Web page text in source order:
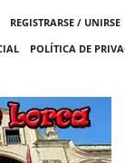
REGISTRARSE / UNIRSE
POLÍTICA DE